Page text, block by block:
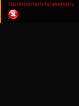
Datenschutzhinweisen.